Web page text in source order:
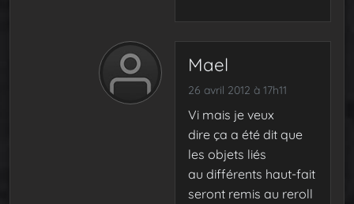
Mael
26 avril 2012 à 17h11
Vi mais je veux
dire ça a été dit que
les objets liés
au différents haut-fait
seront remis au reroll